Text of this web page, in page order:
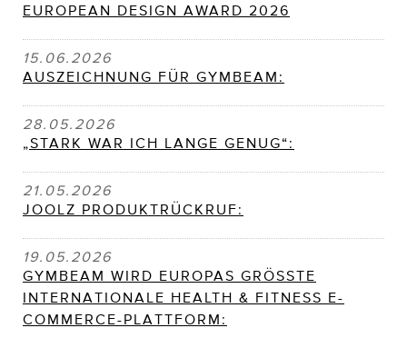
EUROPEAN DESIGN AWARD 2026
15.06.2026
AUSZEICHNUNG FÜR GYMBEAM:
28.05.2026
„STARK WAR ICH LANGE GENUG“:
21.05.2026
JOOLZ PRODUKTRÜCKRUF:
19.05.2026
GYMBEAM WIRD EUROPAS GRÖSSTE
INTERNATIONALE HEALTH & FITNESS E-
COMMERCE-PLATTFORM: